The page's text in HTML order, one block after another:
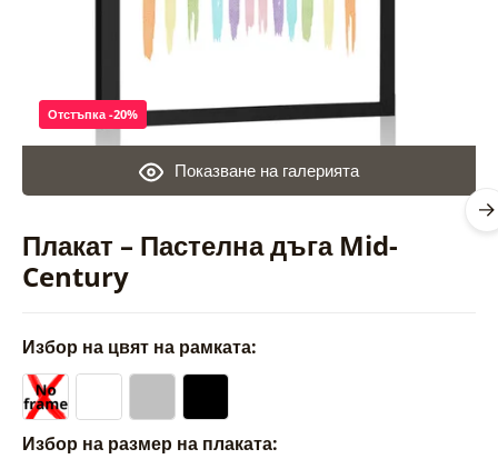
Плакат – Пастелна дъга Mid-
Century
Показване на галерията
Отстъпка -20%
Избор на цвят на рамката:
Избор на размер на плаката: